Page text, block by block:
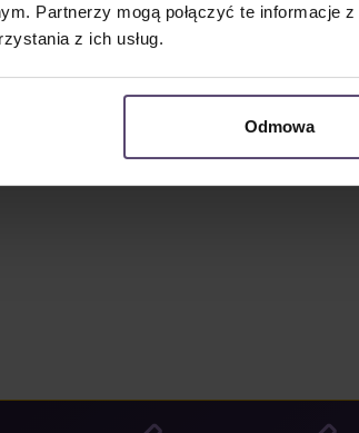
Partnerzy mogą połączyć te informacje
z ich usług.
Odmowa
3032"